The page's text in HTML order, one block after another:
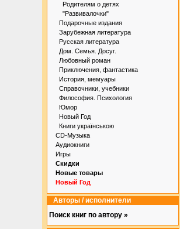
Родителям о детях
"Развивалочки"
Подарочные издания
Зарубежная литература
Русская литература
Дом. Семья. Досуг.
Любовный роман
Приключения, фантастика
История, мемуары
Справочники, учебники
Философия. Психология
Юмор
Новый Год
Книги українською
CD-Музыка
Аудиокниги
Игры
Скидки
Новые товары
Новый Год
Авторы / исполнители
Поиск книг по автору »